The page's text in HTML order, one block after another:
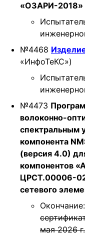
«ОЗАРИ-2018»
№4468
«ИнфоТеКС»)
№4473
волоконно-
спектральным
компонента
(версия 4.0)
компонентов
ЦРСТ.00006-
сетевого
мая 2026 г.